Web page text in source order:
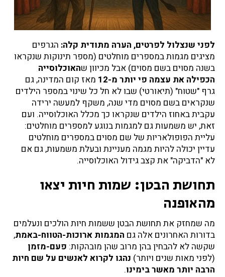
לפני שנצלול לפרטים, הערה מתודית קלה: הגרפים
מציגים מגמות במספרים מוחלטים (מספר תינוקות שנקראו
בשנה מסוים בשם מסוים) אבל מכיוון שהאוכלוסייה
הכפילה את עצמה פי יותר מ-12
מאז קום המדינה, גם
גרף "שטוח" (תיאורטי) שבו לא חל כל שינוי במספר הילדים
שנקראים בשם מסוים מדי שנה, משקף למעשה ירידה
עקבית באחוז הילדים שנקראו כך מכלל האוכלוסייה. ועם
זאת, יש משמעות גם למגמות בנוגע למספרים מוחלטים:
עליית הפופולאריות של שם מסוים במספרים מוחלטים
עדיין יכולה להיות מגמה מעניינת ובעלת משמעות, גם אם
לא "הדביקה" את קצב גידול האוכלוסייה.
תחושת הבטן: שמות חיות יצאו
מהאופנה
מה שמחזק את תחושת הבטן ששמות חיות הולכים ונעלמים
בדורות האחרונים אלה גם המגמות ארוכות-הטווח-באמת,
שקשה לא להבחין בהן מרוב שהן מובהקות: פעם-מזמן
(לפני מאות שנים ויותר) נהגו לקרוא לאנשים על שם חיות
הרבה יותר מאשר בימינו.